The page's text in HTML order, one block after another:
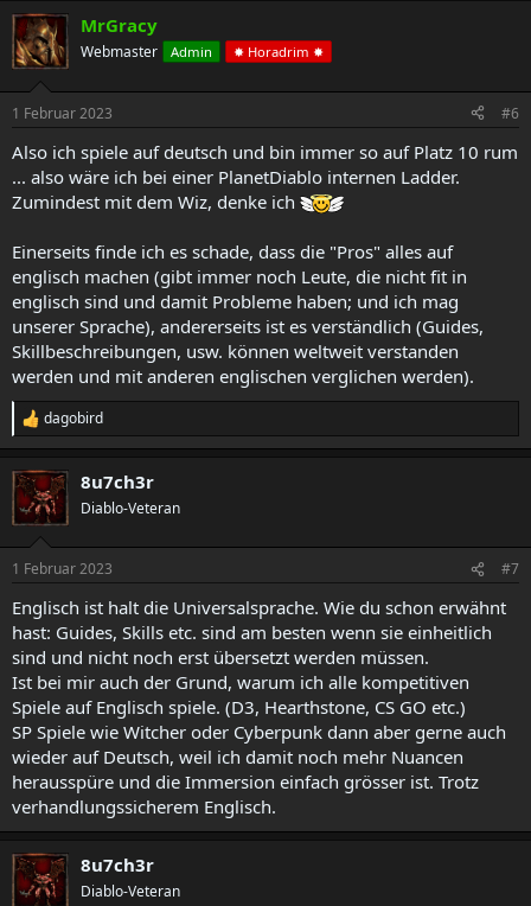
k
t
i
e
:
MrGracy
Webmaster Admin ✸ Horadrim ✸
1 Februar 2023 #6
Also ich spiele auf deutsch und bin immer so auf Platz 10 rum
... also wäre ich bei einer PlanetDiablo internen Ladder.
Zumindest mit dem Wiz, denke ich
Einerseits finde ich es schade, dass die "Pros" alles auf
englisch machen (gibt immer noch Leute, die nicht fit in
englisch sind und damit Probleme haben; und ich mag
unserer Sprache), andererseits ist es verständlich (Guides,
Skillbeschreibungen, usw. können weltweit verstanden
werden und mit anderen englischen verglichen werden).
R
e
k
t
i
e
:
dagobird
8u7ch3r
Diablo-Veteran
1 Februar 2023 #7
Englisch ist halt die Universalsprache. Wie du schon erwähnt
hast: Guides, Skills etc. sind am besten wenn sie einheitlich
sind und nicht noch erst übersetzt werden müssen.
Ist bei mir auch der Grund, warum ich alle kompetitiven
Spiele auf Englisch spiele. (D3, Hearthstone, CS GO etc.)
SP Spiele wie Witcher oder Cyberpunk dann aber gerne auch
wieder auf Deutsch, weil ich damit noch mehr Nuancen
herausspüre und die Immersion einfach grösser ist. Trotz
verhandlungssicherem Englisch.
8u7ch3r
Diablo-Veteran